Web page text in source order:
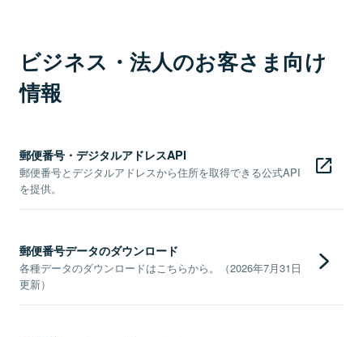
ビジネス・法人のお客さま向け
情報
郵便番号・デジタルアドレスAPI
郵便番号とデジタルアドレスから住所を取得できる公式API
を提供。
郵便番号データのダウンロード
各種データのダウンロードはこちらから。（2026年7月31日
更新）